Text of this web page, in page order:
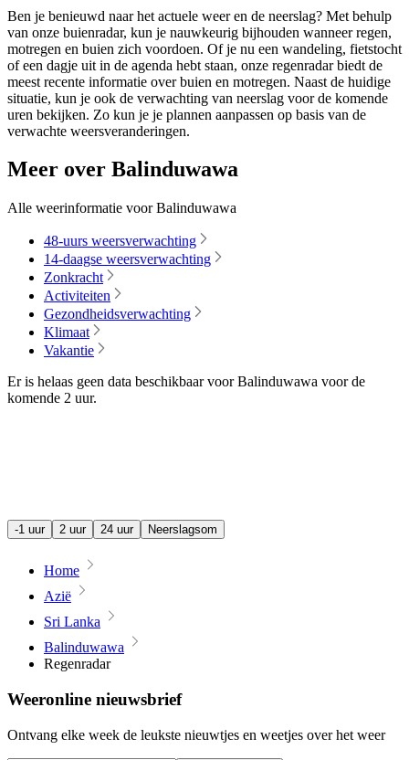
Ben je benieuwd naar het actuele weer en de neerslag? Met behulp
van onze buienradar, kun je nauwkeurig bijhouden wanneer regen,
motregen en buien zich voordoen. Of je nu een wandeling, fietstocht
of een dagje uit in de agenda hebt staan, onze regenradar biedt de
meest recente informatie over buien en motregen. Naast de huidige
situatie, kun je ook de verwachting van neerslag voor de komende
uren bekijken. Zo kun je je plannen aanpassen op basis van de
verwachte weersveranderingen.
Meer over Balinduwawa
Alle weerinformatie voor Balinduwawa
48-uurs weersverwachting
14-daagse weersverwachting
Zonkracht
Activiteiten
Gezondheidsverwachting
Klimaat
Vakantie
Er is helaas geen data beschikbaar voor Balinduwawa voor de
komende 2 uur.
-1 uur 2 uur 24 uur Neerslagsom
Home
Azië
Sri Lanka
Balinduwawa
Regenradar
Weeronline nieuwsbrief
Ontvang elke week de leukste nieuwtjes en weetjes over het weer